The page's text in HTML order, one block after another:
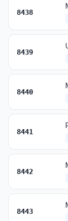
8438
8439
8440
8441
8442
8443